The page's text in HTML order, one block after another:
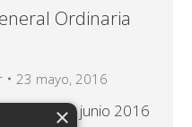
Ordinaria
23 mayo, 2016
Ordinaria junio 2016
×